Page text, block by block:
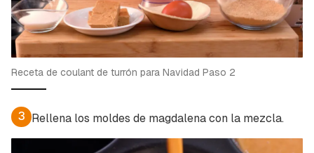
Receta de coulant de turrón para Navidad Paso 2
3 Rellena los moldes de magdalena con la mezcla.